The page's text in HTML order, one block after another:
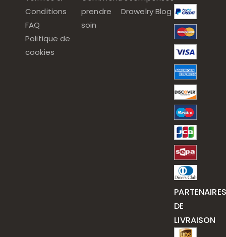
Conditions
FAQ
Politique de
cookies
prendre
soin
Drawelry Blog
PARTENAIRES
DE
LIVRAISON